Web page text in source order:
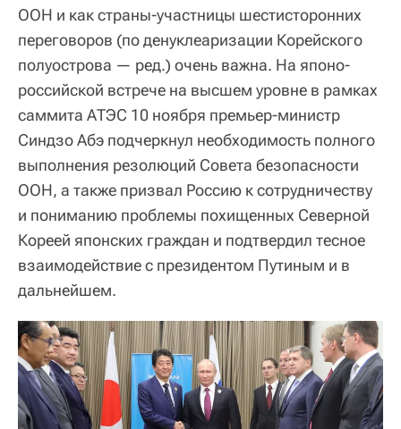
ООН и как страны-участницы шестисторонних
переговоров (по денуклеаризации Корейского
полуострова — ред.) очень важна. На японо-
российской встрече на высшем уровне в рамках
саммита АТЭС 10 ноября премьер-министр
Синдзо Абэ подчеркнул необходимость полного
выполнения резолюций Совета безопасности
ООН, а также призвал Россию к сотрудничеству
и пониманию проблемы похищенных Северной
Кореей японских граждан и подтвердил тесное
взаимодействие с президентом Путиным и в
дальнейшем.